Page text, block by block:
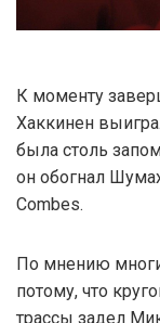
К моменту
Хаккинен
была столь
он обогнал
Combes.
По мнению
потому, что
трассы задел